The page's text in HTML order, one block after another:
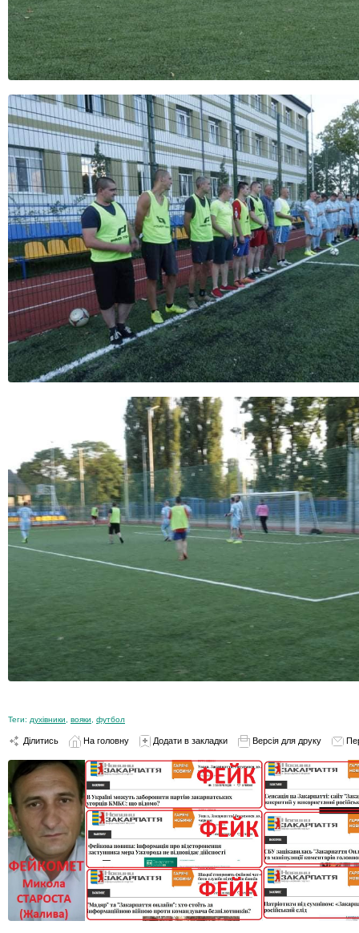
Теги: духівники вояки футбол
Ділитись На головну Додати в закладки Версія для друку